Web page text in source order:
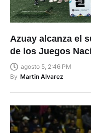
Azuay alcanza el
de los Juegos
agosto 5, 2:46 PM
By Martin Alvarez